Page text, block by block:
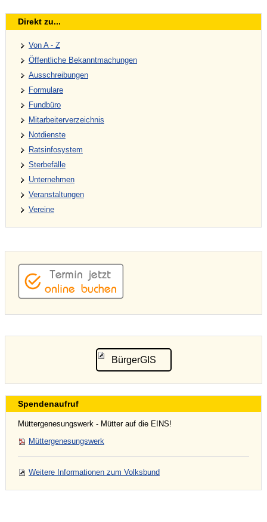
Direkt zu...
Von A - Z
Öffentliche Bekanntmachungen
Ausschreibungen
Formulare
Fundbüro
Mitarbeiterverzeichnis
Notdienste
Ratsinfosystem
Sterbefälle
Unternehmen
Veranstaltungen
Vereine
BürgerGIS
Spendenaufruf
Müttergenesungswerk - Mütter auf die EINS!
Müttergenesungswerk
Weitere Informationen zum Volksbund